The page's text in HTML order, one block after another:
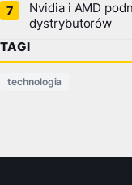
Nvidia i AMD
dystrybutorów
TAGI
technologia